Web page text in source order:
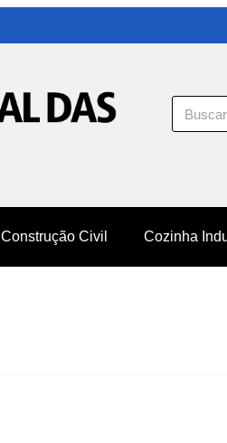
Construção Civil Cozinha